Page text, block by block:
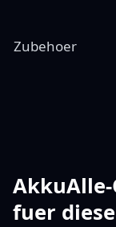
Zubehoer
fuer